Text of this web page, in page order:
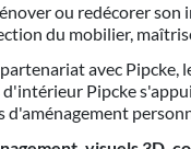
ou redécorer
du mobilier,
avec
Pipcke